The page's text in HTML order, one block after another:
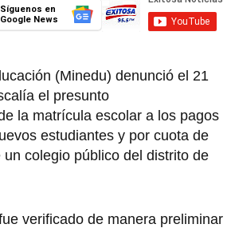
Síguenos en
Google News
(Minedu) denunció el 21
el presunto
la matrícula escolar a los pagos
estudiantes y por cuota de
colegio público del distrito de
verificado de manera preliminar